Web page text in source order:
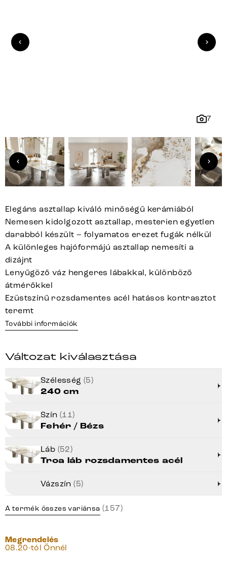
7
Elegáns asztallap kiváló minőségű kerámiából
Nemesen kidolgozott asztallap, mesterien egyetlen
darabból készült – folyamatos erezet fugák nélkül
A különleges hajóformájú asztallap nemesíti a
dizájnt
Lenyűgöző váz hengeres lábakkal, különböző
átmérőkkel
Ezüstszínű rozsdamentes acél hatásos kontrasztot
teremt
További információk
Változat kiválasztása
Szélesség (5)
240 cm
Szín (11)
Fehér / Bézs
Láb (52)
Troa láb rozsdamentes acél
Vázszín(5)
A termék összes variánsa (157)
Megrendelés
08.20-tól Önnél